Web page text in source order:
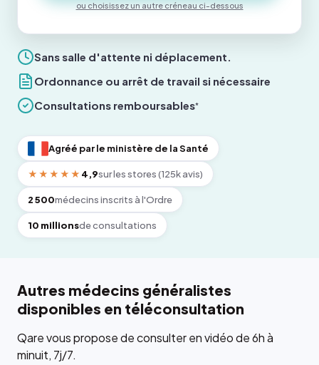
Sans salle d'attente ni déplacement.
Ordonnance ou arrêt de travail si nécessaire
Consultations remboursables*
Agréé par le ministère de la Santé
★★★★★ 4,9sur les stores (125k avis)
2 500médecins inscrits à l'Ordre
10 millionsde consultations
ou choisissez un autre créneau ci-dessous
Autres médecins généralistes
disponibles en téléconsultation
Qare vous propose de consulter en vidéo de 6h à
minuit, 7j/7.